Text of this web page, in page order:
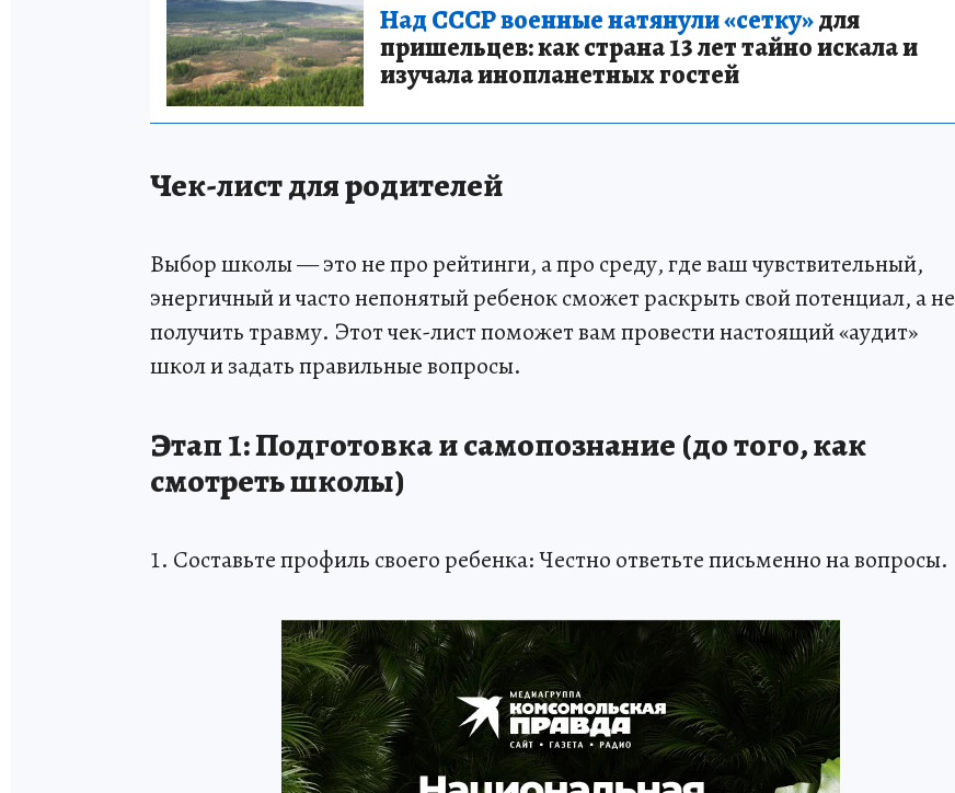
Над СССР военные натянули «сетку»для
пришельцев: как страна 13 лет тайно искала и
изучала инопланетных гостей
Чек-лист для родителей
Выбор школы — это не про рейтинги, а про среду, где ваш чувствительный,
энергичный и часто непонятый ребенок сможет раскрыть свой потенциал, а не
получить травму. Этот чек-лист поможет вам провести настоящий «аудит»
школ и задать правильные вопросы.
Этап 1: Подготовка и самопознание (до того, как
смотреть школы)
1. Составьте профиль своего ребенка: Честно ответьте письменно на вопросы.